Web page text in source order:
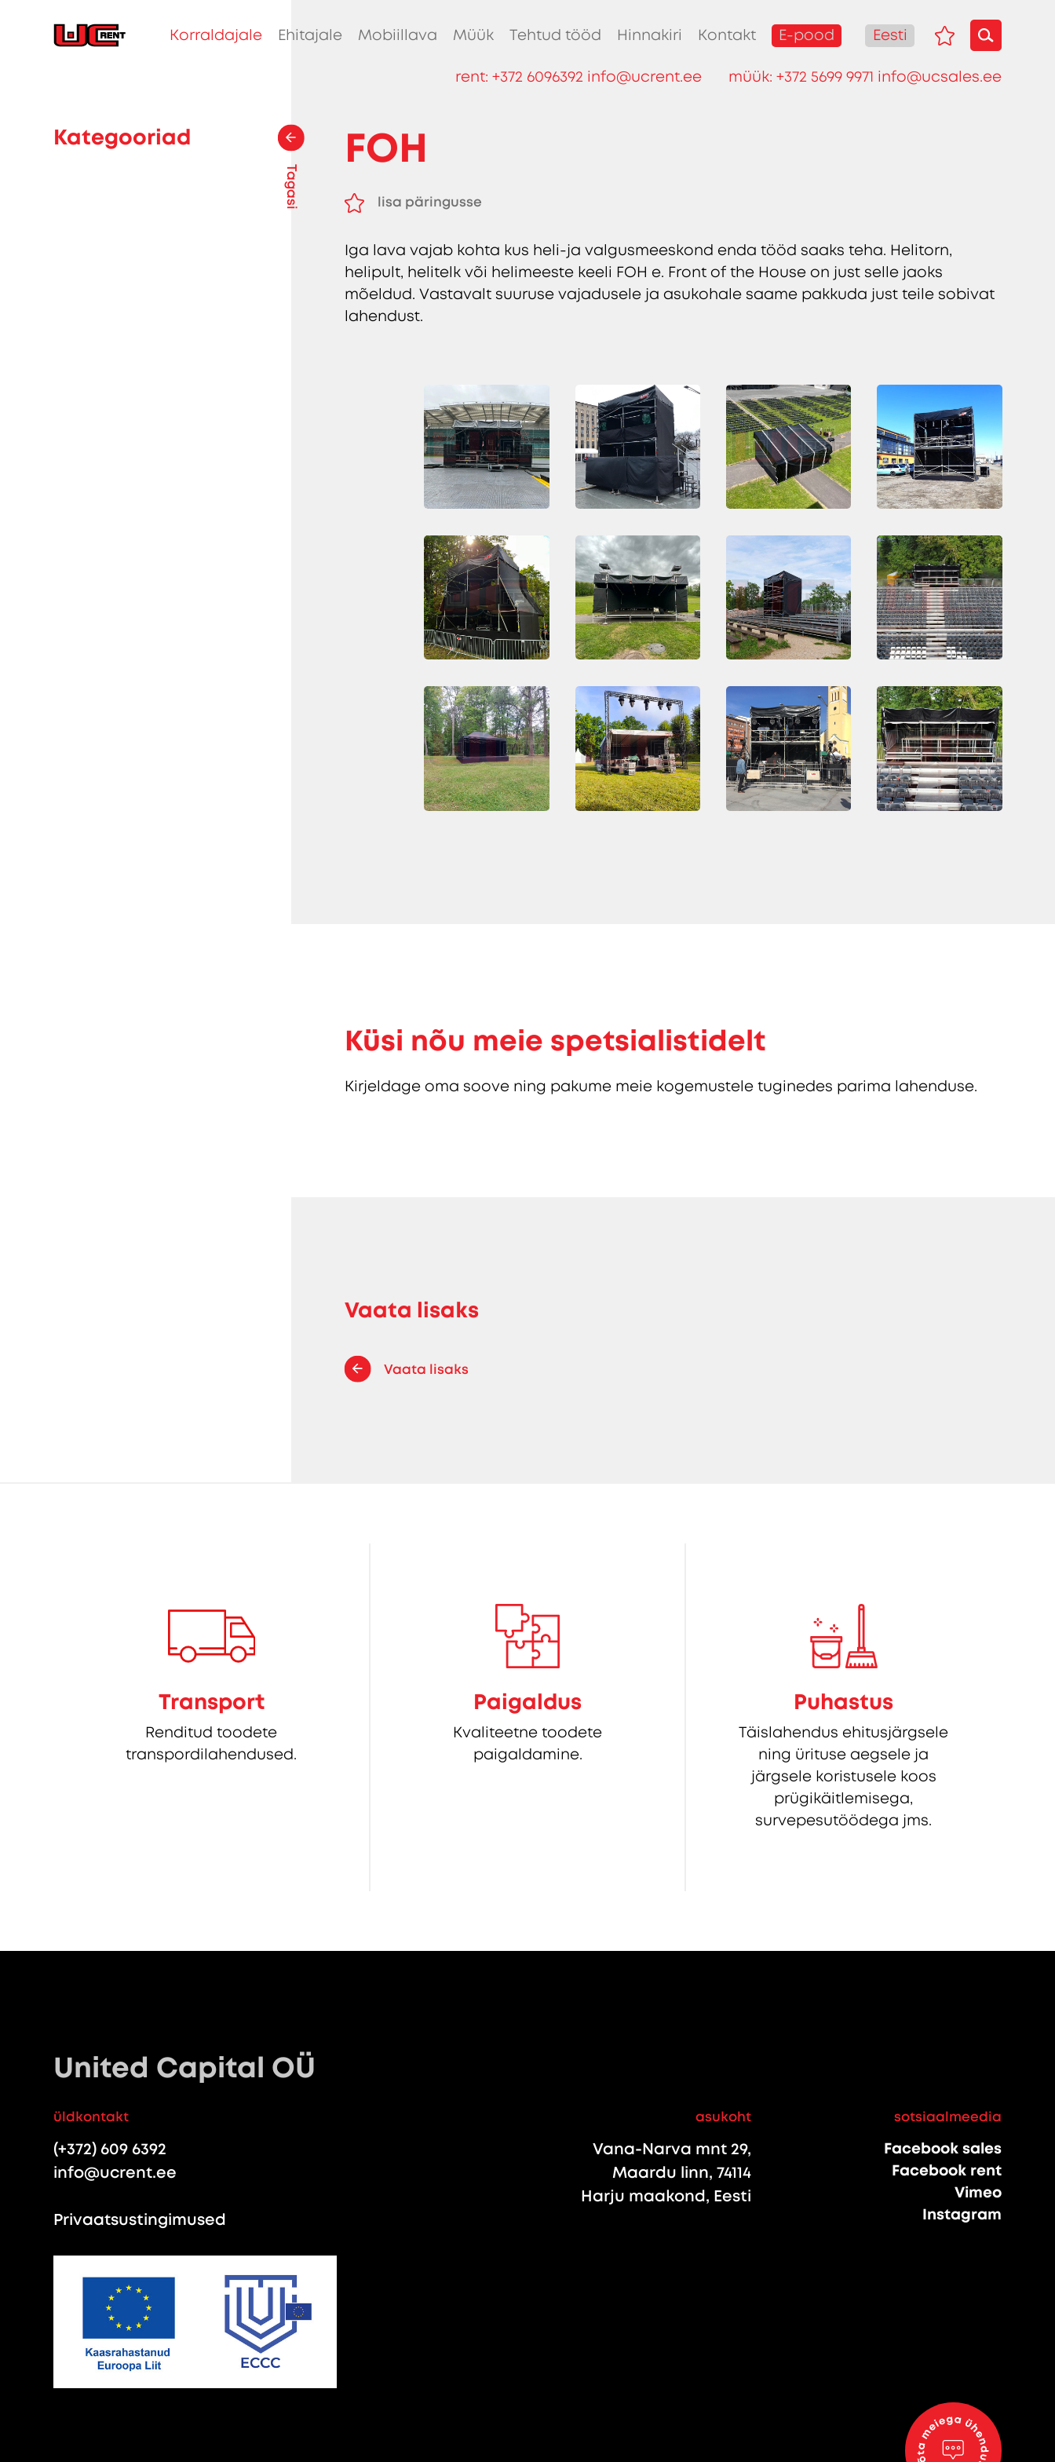
Korraldajale Ehitajale Mobiillava Müük Tehtud tööd Hinnakiri Kontakt E-pood Eesti
rent: +372 6096392 info@ucrent.ee müük: +372 5699 9971 info@ucsales.ee
Tagasi
Kategooriad FOH
lisa päringusse
Iga lava vajab kohta kus heli-ja valgusmeeskond enda tööd saaks teha. Helitorn,
helipult, helitelk või helimeeste keeli FOH e. Front of the House on just selle jaoks
mõeldud. Vastavalt suuruse vajadusele ja asukohale saame pakkuda just teile sobivat
lahendust.
Küsi nõu meie spetsialistidelt
Kirjeldage oma soove ning pakume meie kogemustele tuginedes parima lahenduse.
Vaata lisaks
Vaata lisaks
Transport
Renditud toodete
transpordilahendused.
Paigaldus
Kvaliteetne toodete
paigaldamine.
Puhastus
Täislahendus ehitusjärgsele
ning ürituse aegsele ja
järgsele koristusele koos
prügikäitlemisega,
survepesutöödega jms.
United Capital OÜ
üldkontakt
(+372) 609 6392
info@ucrent.ee
Privaatsustingimused
asukoht
Vana-Narva mnt 29,
Maardu linn, 74114
Harju maakond, Eesti
sotsiaalmeedia
Facebook sales
Facebook rent
Vimeo
Instagram